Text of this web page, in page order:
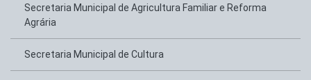
Secretaria Municipal de Agricultura Familiar e Reforma
Agrária
Secretaria Municipal de Cultura